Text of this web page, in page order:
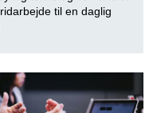
til en daglig